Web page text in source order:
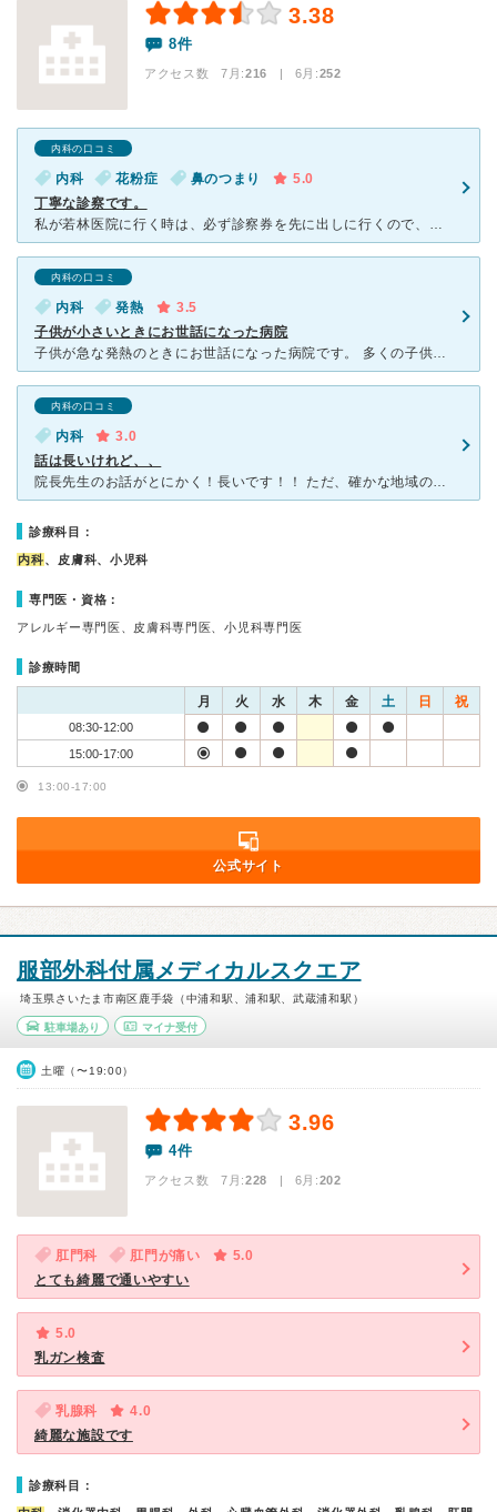
3.38
8件
アクセス数 7月:216 | 6月:252
内科の口コミ
内科 花粉症 鼻のつまり
5.0
丁寧な診察です。
私が若林医院に行く時は、必ず診察券を先に出しに行くので、待ち時間が長くありません。お忙しい方は少しでも待ち時間が減ると良いと思うのでお勧めですよ。 診察は他の病院に比べてとても丁寧にして下さいます。
内科の口コミ
内科 発熱
3.5
子供が小さいときにお世話になった病院
子供が急な発熱のときにお世話になった病院です。 多くの子供たちがここの病院に通っているということを知り、ここに行くことにしました。 子供なのであまり長い時間待たされるのはいやだったのですが、ここで
内科の口コミ
内科
3.0
話は長いけれど、、
院長先生のお話がとにかく！長いです！！ ただ、確かな地域の情報をお持ちなので、他の医院と合わせて利用しています。 診察よりお話が長いので、好き嫌いは分かれるかもしれません。 月曜日のみ、女医さん
診療科目：
内科、皮膚科、小児科
専門医・資格：
アレルギー専門医、皮膚科専門医、小児科専門医
診療時間
月 火 水 木 金 土 日 祝
08:30-12:00
15:00-17:00
13:00-17:00
公式サイト
服部外科付属メディカルスクエア
埼玉県さいたま市南区鹿手袋（中浦和駅、浦和駅、武蔵浦和駅）
駐車場あり マイナ受付
土曜（〜19:00）
3.96
4件
アクセス数 7月:228 | 6月:202
肛門科 肛門が痛い
5.0
とても綺麗で通いやすい
5.0
乳ガン検査
乳腺科
4.0
綺麗な施設です
診療科目：